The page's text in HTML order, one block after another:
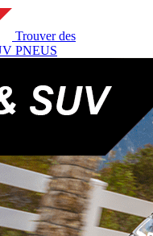
Trouver des
PNEUS